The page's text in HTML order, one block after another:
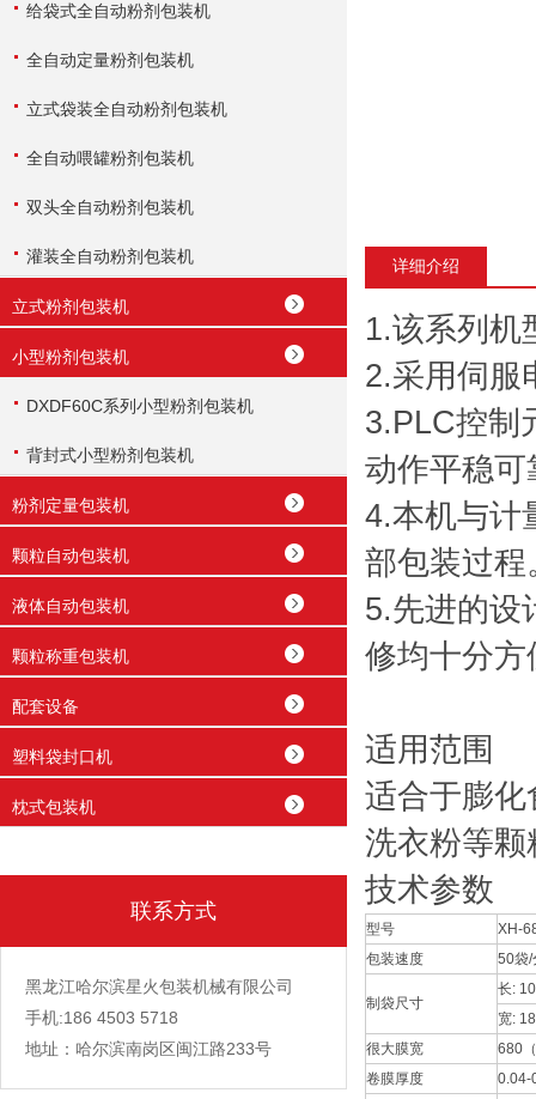
给袋式全自动粉剂包装机
全自动定量粉剂包装机
立式袋装全自动粉剂包装机
全自动喂罐粉剂包装机
双头全自动粉剂包装机
灌装全自动粉剂包装机
立式粉剂包装机
小型粉剂包装机
DXDF60C系列小型粉剂包装机
背封式小型粉剂包装机
粉剂定量包装机
颗粒自动包装机
液体自动包装机
颗粒称重包装机
配套设备
塑料袋封口机
枕式包装机
联系方式
黑龙江哈尔滨星火包装机械有限公司
手机:186 4503 5718
地址：哈尔滨南岗区闽江路233号
详细介绍
1.该系列机
2.采用伺服
3.PLC控制
动作平稳可
4.本机与计
部包装过程
5.先进的设
修均十分
适用范围
适合于膨
洗衣粉等
技术参数
型号
XH-
包装速度
50袋/
制袋尺寸
长:
宽:
很大膜宽
680
卷膜厚度
0.04-